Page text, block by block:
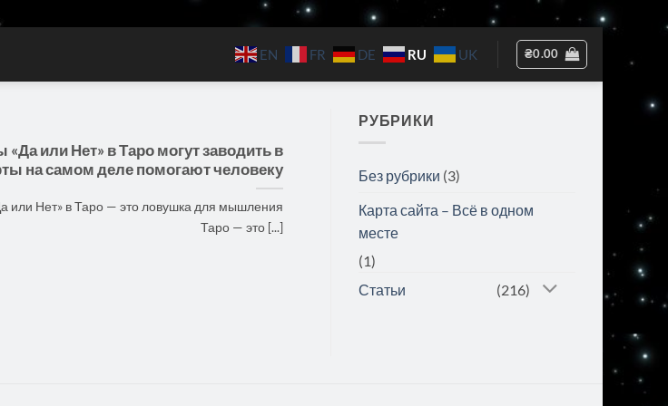
EN FR DE RU UK ₴0.00
или Нет» в Таро могут заводить в
на самом деле помогают человеку
или Нет» в Таро — это ловушка для мышления
Таро — это [...]
РУБРИКИ
Без рубрики (3)
Карта сайта – Всё в одном
месте
(1)
Статьи
(216)